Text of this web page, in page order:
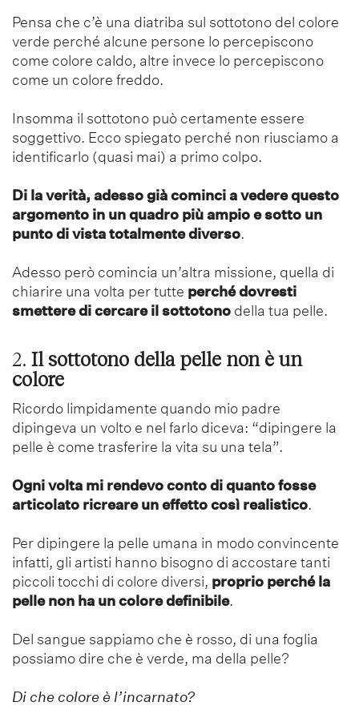
Pensa che c’è una diatriba sul sottotono del colore
verde perché alcune persone lo percepiscono
come colore caldo, altre invece lo percepiscono
come un colore freddo.
Insomma il sottotono può certamente essere
soggettivo. Ecco spiegato perché non riusciamo a
identificarlo (quasi mai) a primo colpo.
Di la verità, adesso già cominci a vedere questo
argomento in un quadro più ampio e sotto un
punto di vista totalmente diverso.
Adesso però comincia un’altra missione, quella di
chiarire una volta per tutte perché dovresti
smettere di cercare il sottotono della tua pelle.
2. Il sottotono della pelle non è un
colore
Ricordo limpidamente quando mio padre
dipingeva un volto e nel farlo diceva: “dipingere la
pelle è come trasferire la vita su una tela”.
Ogni volta mi rendevo conto di quanto fosse
articolato ricreare un effetto così realistico.
Per dipingere la pelle umana in modo convincente
infatti, gli artisti hanno bisogno di accostare tanti
piccoli tocchi di colore diversi, proprio perché la
pelle non ha un colore definibile.
Del sangue sappiamo che è rosso, di una foglia
possiamo dire che è verde, ma della pelle?
Di che colore è l’incarnato?